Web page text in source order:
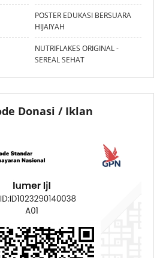
POSTER EDUKASI BERSUARA
HIJAIYAH
NUTRIFLAKES ORIGINAL -
SEREAL SEHAT
Donasi / Iklan